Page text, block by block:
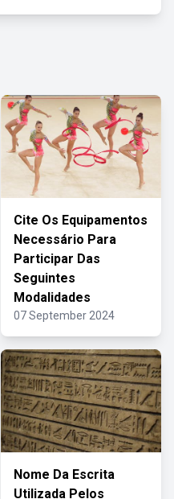
Cite Os Equipamentos
Necessário Para
Participar Das
Seguintes
Modalidades
07 September 2024
Nome Da Escrita
Utilizada Pelos